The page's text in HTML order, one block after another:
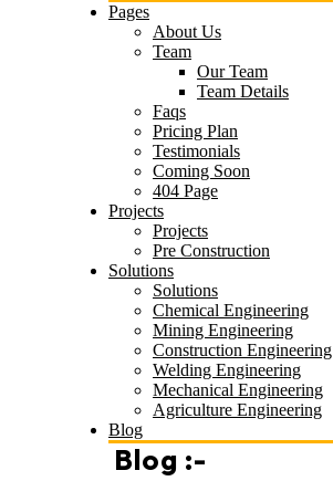
Pages
About Us
Team
Our Team
Team Details
Faqs
Pricing Plan
Testimonials
Coming Soon
404 Page
Projects
Projects
Pre Construction
Solutions
Solutions
Chemical Engineering
Mining Engineering
Construction Engineering
Welding Engineering
Mechanical Engineering
Agriculture Engineering
Blog
Blog :-